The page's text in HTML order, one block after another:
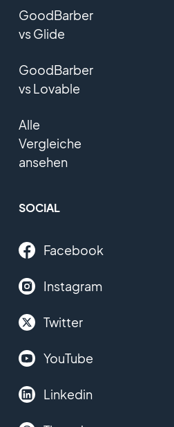
GoodBarber
vs Glide
GoodBarber
vs Lovable
Alle
Vergleiche
ansehen
SOCIAL
Facebook
Instagram
Twitter
YouTube
Linkedin